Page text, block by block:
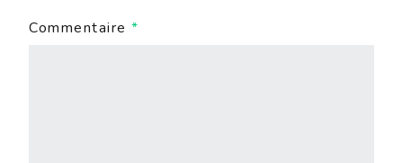
Commentaire *